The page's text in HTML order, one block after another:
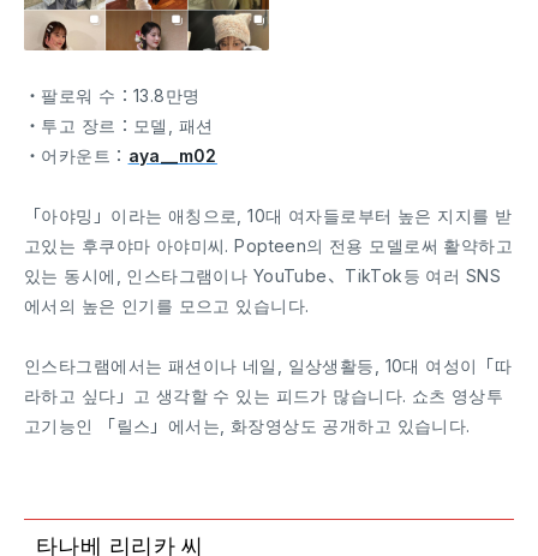
・팔로워 수：13.8만명
・투고 장르：모델, 패션
・어카운트： aya__m02
「아야밍」이라는 애칭으로, 10대 여자들로부터 높은 지지를 받
고있는 후쿠야마 아야미씨. Popteen의 전용 모델로써 활약하고
있는 동시에, 인스타그램이나 YouTube、TikTok등 여러 SNS
에서의 높은 인기를 모으고 있습니다.
인스타그램에서는 패션이나 네일, 일상생활등, 10대 여성이「따
라하고 싶다」고 생각할 수 있는 피드가 많습니다. 쇼츠 영상투
고기능인 「릴스」에서는, 화장영상도 공개하고 있습니다.
타나베 리리카 씨